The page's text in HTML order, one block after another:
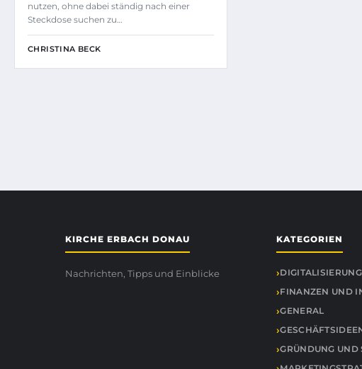
nutzen, ohne dabei ständig nach einer
Steckdose suchen zu…
CHRISTINA BECK
KIRCHE ERBACH DONAU
Nachrichten, Tipps und Einblicke
KATEGORIEN
FINANZEN UND
GENERAL
GRÜNDUNG UND